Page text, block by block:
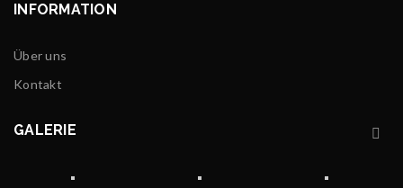
INFORMATION
Über uns
Kontakt
GALERIE